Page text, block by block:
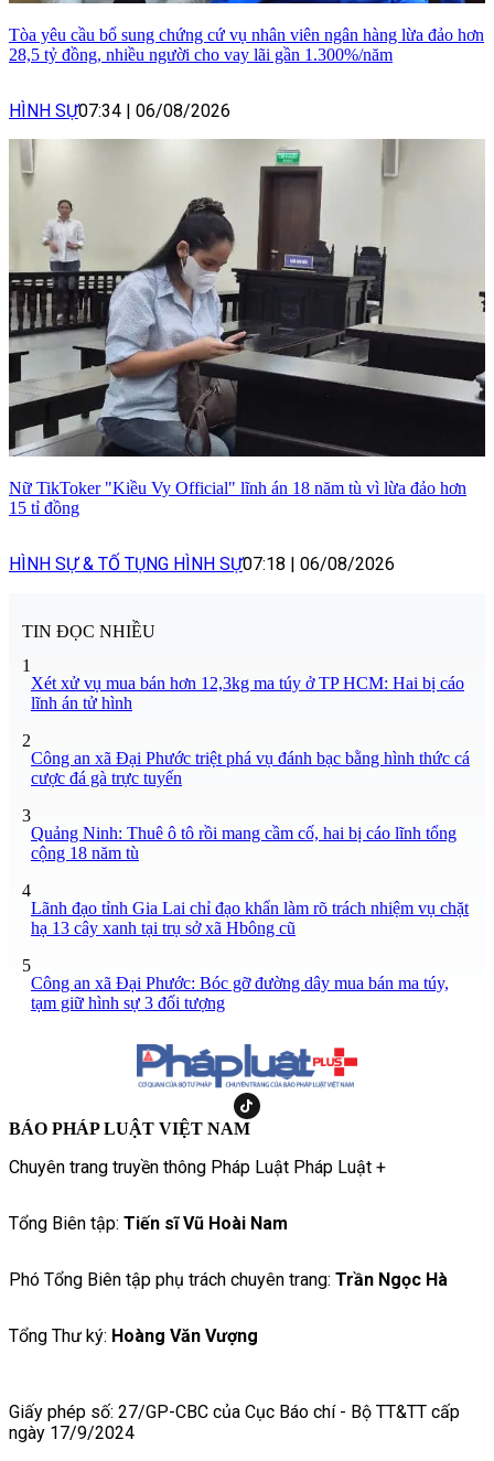
Tòa yêu cầu bổ sung chứng cứ vụ nhân viên ngân hàng lừa đảo hơn
28,5 tỷ đồng, nhiều người cho vay lãi gần 1.300%/năm
HÌNH SỰ07:34 06/08/2026
Nữ TikToker "Kiều Vy Official" lĩnh án 18 năm tù vì lừa đảo hơn
15 tỉ đồng
HÌNH SỰ & TỐ TỤNG HÌNH SỰ07:18 06/08/2026
TIN ĐỌC NHIỀU
1
Xét xử vụ mua bán hơn 12,3kg ma túy ở TP HCM: Hai bị cáo
lĩnh án tử hình
2
Công an xã Đại Phước triệt phá vụ đánh bạc bằng hình thức cá
cược đá gà trực tuyến
3
Quảng Ninh: Thuê ô tô rồi mang cầm cố, hai bị cáo lĩnh tổng
cộng 18 năm tù
4
Lãnh đạo tỉnh Gia Lai chỉ đạo khẩn làm rõ trách nhiệm vụ chặt
hạ 13 cây xanh tại trụ sở xã Hbông cũ
5
Công an xã Đại Phước: Bóc gỡ đường dây mua bán ma túy,
tạm giữ hình sự 3 đối tượng
BÁO PHÁP LUẬT VIỆT NAM
Chuyên trang truyền thông Pháp Luật Pháp Luật +
Tổng Biên tập: Tiến sĩ Vũ Hoài Nam
Phó Tổng Biên tập phụ trách chuyên trang: Trần Ngọc Hà
Tổng Thư ký: Hoàng Văn Vượng
Giấy phép số: 27/GP-CBC của Cục Báo chí - Bộ TT&TT cấp
ngày 17/9/2024